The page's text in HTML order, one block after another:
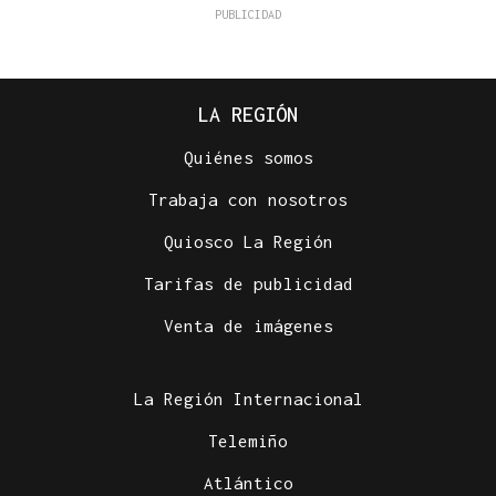
LA REGIÓN
Quiénes somos
Trabaja con nosotros
Quiosco La Región
Tarifas de publicidad
Venta de imágenes
La Región Internacional
Telemiño
Atlántico